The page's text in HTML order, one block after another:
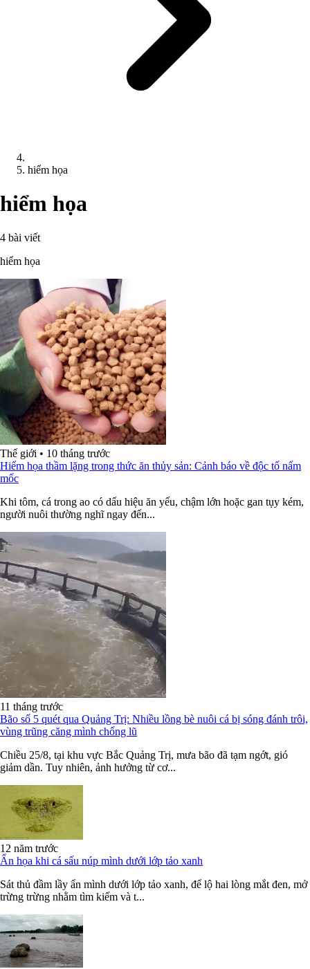
hiểm họa
hiểm họa
4 bài viết
hiểm họa
Thế giới • 10 tháng trước
Hiểm họa thầm lặng trong thức ăn thủy sản: Cảnh báo về độc tố nấm
mốc
Khi tôm, cá trong ao có dấu hiệu ăn yếu, chậm lớn hoặc gan tụy kém,
người nuôi thường nghĩ ngay đến...
11 tháng trước
Bão số 5 quét qua Quảng Trị: Nhiều lồng bè nuôi cá bị sóng đánh trôi,
vùng trũng căng mình chống lũ
Chiều 25/8, tại khu vực Bắc Quảng Trị, mưa bão đã tạm ngớt, gió
giảm dần. Tuy nhiên, ảnh hưởng từ cơ...
12 năm trước
Ẩn họa khi cá sấu núp mình dưới lớp tảo xanh
Sát thủ đầm lầy ẩn mình dưới lớp tảo xanh, để lộ hai lòng mắt đen, mở
trừng trừng nhằm tìm kiếm và t...